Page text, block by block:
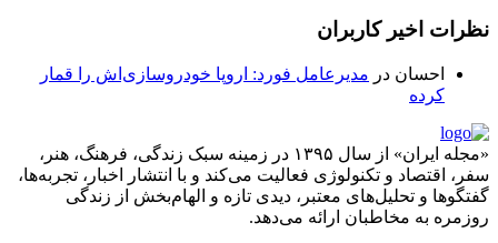
نظرات اخیر کاربران
احسان در مدیرعامل فورد: اروپا خودروسازی‌اش را قمار
کرده
«مجله ایران» از سال ۱۳۹۵ در زمینه سبک زندگی، فرهنگ، هنر،
سفر، اقتصاد و تکنولوژی فعالیت می‌کند و با انتشار اخبار، تجربه‌ها،
گفتگوها و تحلیل‌های معتبر، دیدی تازه و الهام‌بخش از زندگی
روزمره به مخاطبان ارائه می‌دهد.